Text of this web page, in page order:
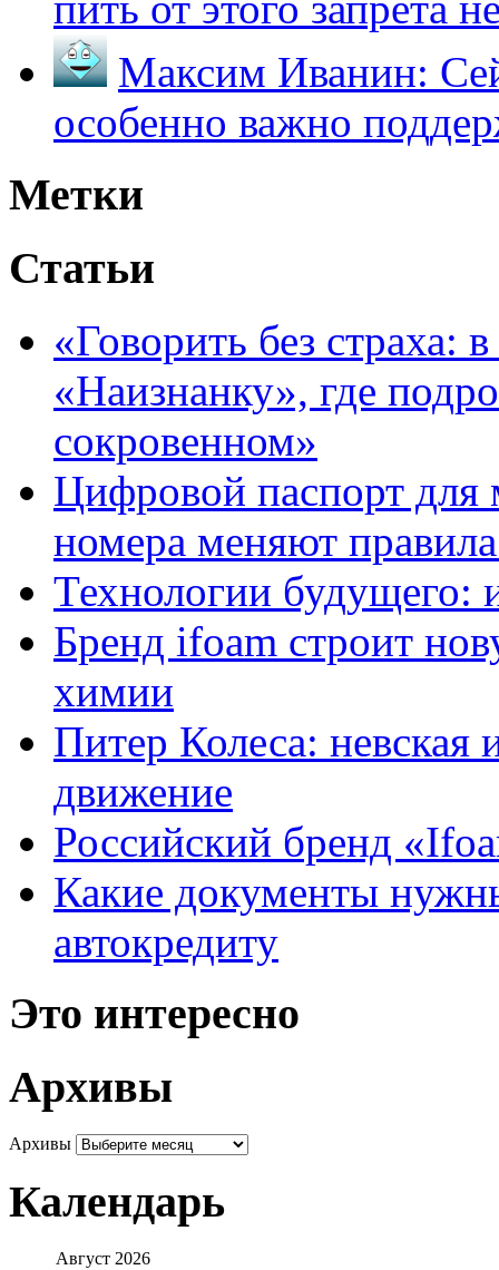
Максим Иванин:
особенно важно
Метки
Статьи
«Говорить без страха:
«Наизнанку», где
сокровенном»
Цифровой паспорт для
номера меняют
Технологии будущего:
Бренд ifoam строит
химии
Питер Колеса: невская
движение
Российский бренд
Какие документы
автокредиту
Это интересно
Архивы
Архивы
Календарь
Август 2026